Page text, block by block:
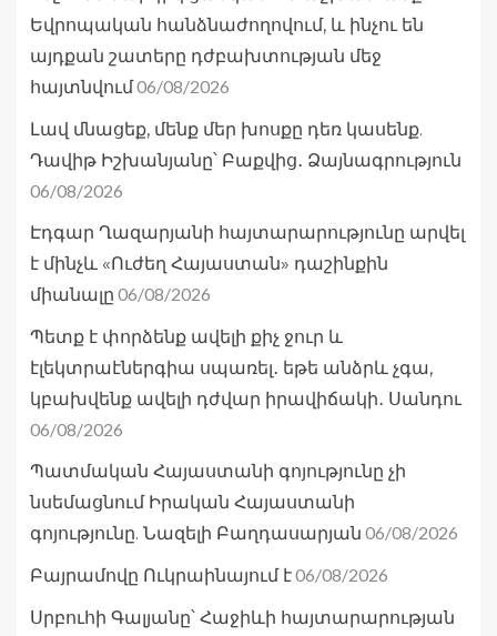
Եվրոպական հանձնաժողովում, և ինչու են
այդքան շատերը դժբախտության մեջ
հայտնվում06/08/2026
Լավ մնացեք, մենք մեր խոսքը դեռ կասենք.
Դավիթ Իշխանյանը՝ Բաքվից․ Ձայնագրություն
06/08/2026
Էդգար Ղազարյանի հայտարարությունը արվել
է մինչև «Ուժեղ Հայաստան» դաշինքին
միանալը 06/08/2026
Պետք է փորձենք ավելի քիչ ջուր և
էլեկտրաէներգիա սպառել․ եթե անձրև չգա,
կբախվենք ավելի դժվար իրավիճակի․ Սանդու
06/08/2026
Պատմական Հայաստանի գոյությունը չի
նսեմացնում Իրական Հայաստանի
գոյությունը. Նազելի Բաղդասարյան 06/08/2026
Բայրամովը Ուկրաինայում է06/08/2026
Սրբուհի Գալյանը՝ Հաջիևի հայտարարության